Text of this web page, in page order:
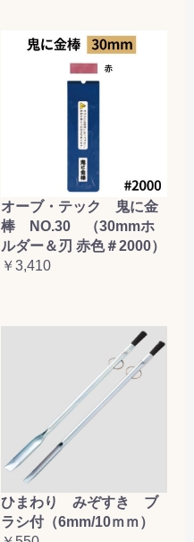
オーブ・テック 鬼に金
棒 NO.30 （30mmホ
ルダー＆刃 赤色＃2000）
￥3,410
ひまわり みぞすき ブ
ラシ付（6mm/10ｍｍ）